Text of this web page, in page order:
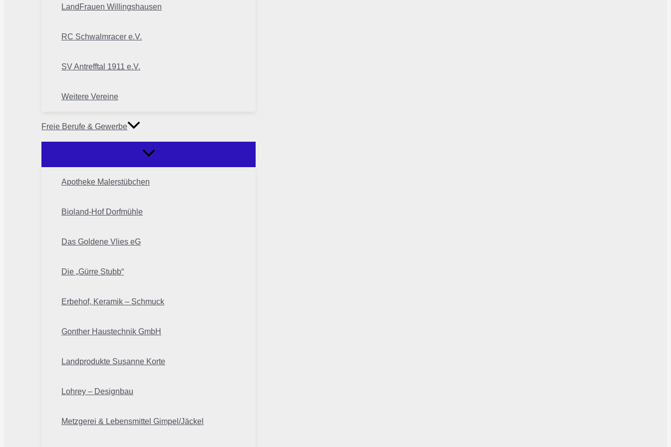
LandFrauen Willingshausen
RC Schwalmracer e.V.
SV Antrefftal 1911 e.V.
Weitere Vereine
Freie Berufe & Gewerbe
Apotheke Malerstübchen
Bioland-Hof Dorfmühle
Das Goldene Vlies eG
Die „Gürre Stubb“
Erbehof, Keramik – Schmuck
Gonther Haustechnik GmbH
Landprodukte Susanne Korte
Lohrey – Designbau
Metzgerei & Lebensmittel Gimpel/Jäckel